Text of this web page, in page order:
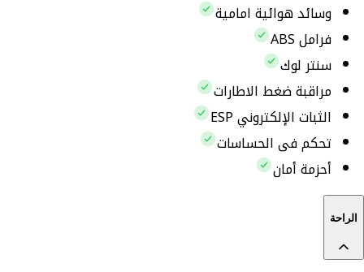
وسائد هوائية امامية
فرامل ABS
سنتر لوك
مراقبة ضغط الاطارات
الثبات الإلكتروني ESP
تحكم فى الحساسات
أحزمة أمان
الراحة